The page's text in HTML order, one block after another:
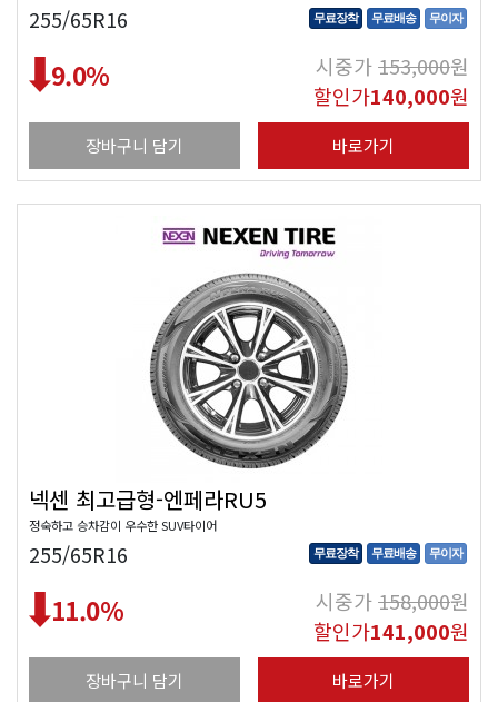
255/65R16 무료장착 무료배송 무이자
9.0% 시중가153,000원
할인가140,000원
장바구니 담기 바로가기
넥센 최고급형-엔페라RU5
정숙하고 승차감이 우수한 SUV타이어
255/65R16 무료장착 무료배송 무이자
11.0% 시중가158,000원
할인가141,000원
장바구니 담기 바로가기